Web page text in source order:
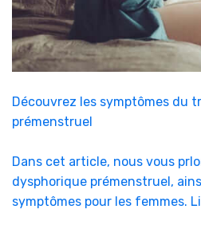
Découvrez les symptômes du
prémenstruel
Dans cet article, nous vous
dysphorique prémenstruel,
symptômes pour les femmes.